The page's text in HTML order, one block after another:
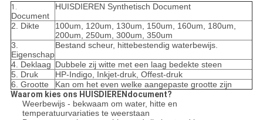
1.
Document
HUISDIEREN Synthetisch Document
2. Dikte
100um, 120um, 130um, 150um, 160um, 180um,
200um, 250um, 300um, 350um
3.
Eigenschap
Bestand scheur, hittebestendig waterbewijs.
4. Deklaag Dubbele zij witte met een laag bedekte steen
5. Druk
HP-Indigo, Inkjet-druk, Offest-druk
6. Grootte
Kan om het even welke aangepaste grootte zijn
Waarom kies ons HUISDIERENdocument?
Weerbewijs - bekwaam om water, hitte en
temperatuurvariaties te weerstaan